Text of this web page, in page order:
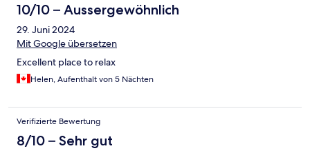
10/10 – Aussergewöhnlich
29. Juni 2024
Mit Google übersetzen
Excellent place to relax
Helen, Aufenthalt von 5 Nächten
Verifizierte Bewertung
8/10 – Sehr gut